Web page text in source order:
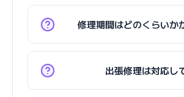
修理期間はどのくらいか
出張修理は対応し